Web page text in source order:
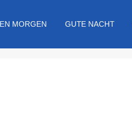
MORGEN GUTE NACHT